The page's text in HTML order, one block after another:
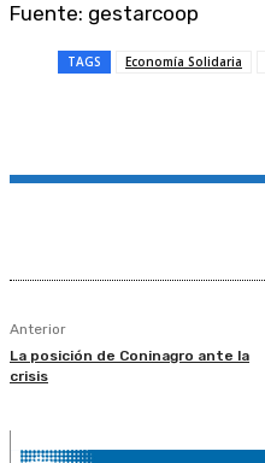
Fuente: gestarcoop
TAGS Economía Solidaria
Anterior
La posición de Coninagro ante la
crisis